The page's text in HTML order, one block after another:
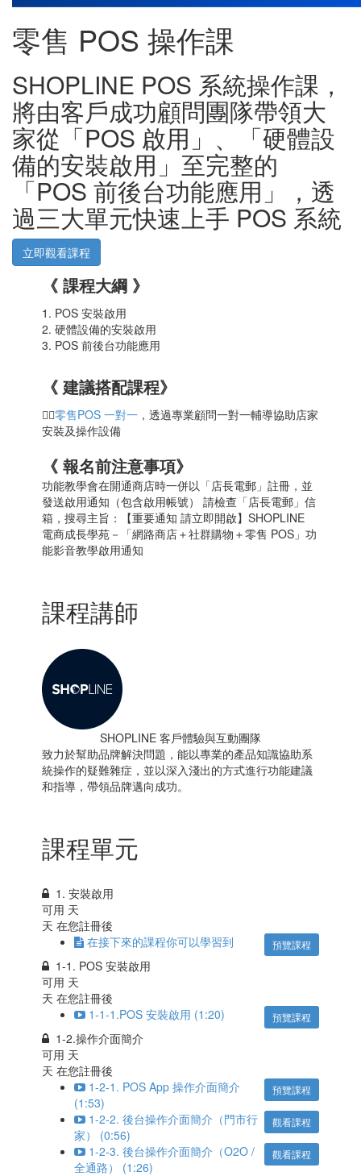
零售 POS 操作課
SHOPLINE POS 系統操作課，
將由客戶成功顧問團隊帶領大
家從「POS 啟用」、「硬體設
備的安裝啟用」至完整的
「POS 前後台功能應用」，透
過三大單元快速上手 POS 系統
立即觀看課程
《 課程大綱 》
1. POS 安裝啟用
2. 硬體設備的安裝啟用
3. POS 前後台功能應用
《 建議搭配課程》
👉🏻零售POS 一對一 ，透過專業顧問一對一輔導協助店家
安裝及操作設備
《 報名前注意事項》
功能教學會在開通商店時一併以「店長電郵」註冊，並
發送啟用通知（包含啟用帳號） 請檢查「店長電郵」信
箱，搜尋主旨：【重要通知 請立即開啟】SHOPLINE
電商成長學苑－「網路商店＋社群購物＋零售 POS」功
能影音教學啟用通知
課程講師
SHOPLINE 客戶體驗與互動團隊
致力於幫助品牌解決問題，能以專業的產品知識協助系
統操作的疑難雜症，並以深入淺出的方式進行功能建議
和指導，帶領品牌邁向成功。
課程單元
1. 安裝啟用
可用 天
天 在您註冊後
預覽課程
在接下來的課程你可以學習到
1-1. POS 安裝啟用
可用 天
天 在您註冊後
預覽課程
1-1-1.POS 安裝啟用 (1:20)
1-2.操作介面簡介
可用 天
天 在您註冊後
預覽課程
1-2-1. POS App 操作介面簡介
(1:53)
觀看課程
1-2-2. 後台操作介面簡介（門市行
家） (0:56)
觀看課程
1-2-3. 後台操作介面簡介（O2O /
全通路） (1:26)